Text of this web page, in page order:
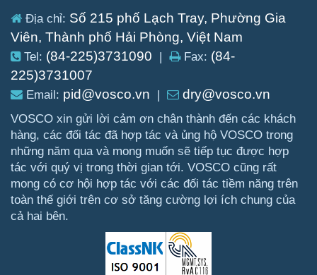
Địa chỉ: Số 215 phố Lạch Tray, Phường Gia
Viên, Thành phố Hải Phòng, Việt Nam
Tel: (84-225)3731090 | Fax: (84-
225)3731007
Email: pid@vosco.vn | dry@vosco.vn
VOSCO xin gửi lời cảm ơn chân thành đến các khách
hàng, các đối tác đã hợp tác và ủng hộ VOSCO trong
những năm qua và mong muốn sẽ tiếp tục được hợp
tác với quý vị trong thời gian tới. VOSCO cũng rất
mong có cơ hội hợp tác với các đối tác tiềm năng trên
toàn thế giới trên cơ sở tăng cường lợi ích chung của
cả hai bên.